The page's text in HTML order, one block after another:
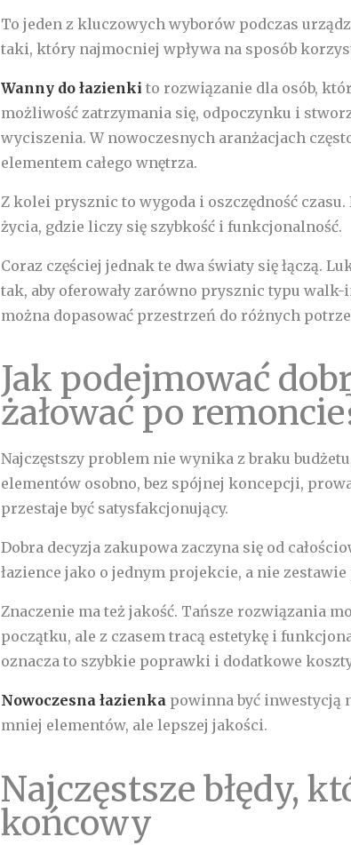
To jeden z kluczowych wyborów podczas
taki, który najmocniej wpływa na sposób
Wanny do łazienki to rozwiązanie dla osób,
możliwość zatrzymania się, odpoczynku i
wyciszenia. W nowoczesnych aranżacjach
elementem całego wnętrza.
Z kolei prysznic to wygoda i oszczędność
życia, gdzie liczy się szybkość i funkcjonalność.
Coraz częściej jednak te dwa światy się łączą.
tak, aby oferowały zarówno prysznic typu walk-
można dopasować przestrzeń do różnych
Jak podejmować
żałować po
Najczęstszy problem nie wynika z braku
elementów osobno, bez spójnej koncepcji,
przestaje być satysfakcjonujący.
Dobra decyzja zakupowa zaczyna się od
łazience jako o jednym projekcie, a nie
Znaczenie ma też jakość. Tańsze rozwiązania
początku, ale z czasem tracą estetykę i
oznacza to szybkie poprawki i dodatkowe
Nowoczesna łazienkapowinna być inwestycją
mniej elementów, ale lepszej jakości.
Najczęstsze błędy,
końcowy